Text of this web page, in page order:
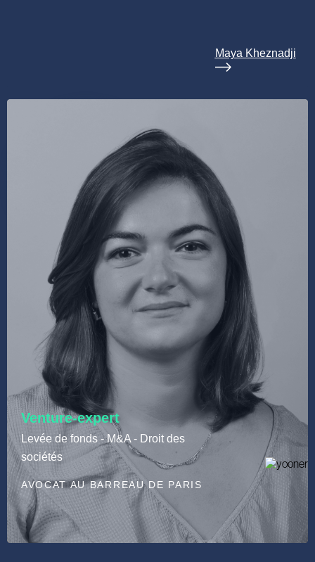
Venture-expert
Levée de fonds - M&A - Droit des
sociétés
AVOCAT AU BARREAU DE PARIS
Maya Kheznadji